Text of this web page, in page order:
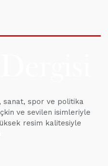
sanat, spor ve politika
ve sevilen isimleriyle
resim kalitesiyle